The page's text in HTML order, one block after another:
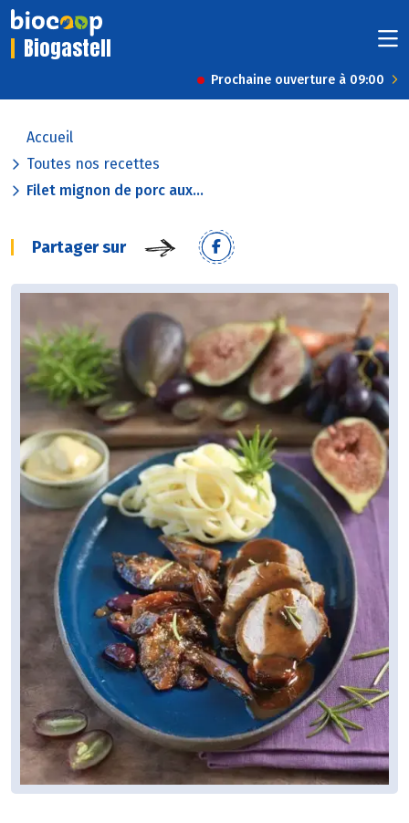
Biogastell
Prochaine ouverture à 09:00
Accueil
Toutes nos recettes
Filet mignon de porc aux...
Partager sur